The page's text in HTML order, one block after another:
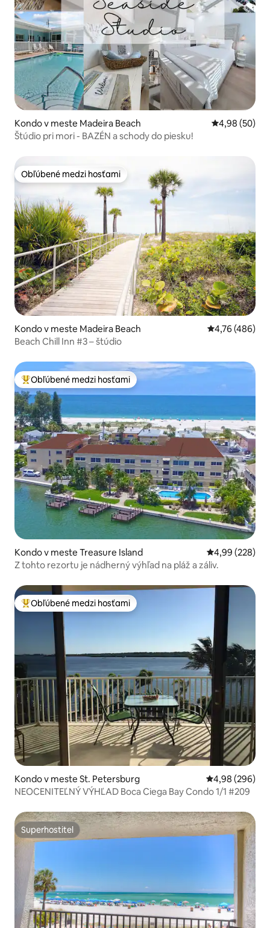
Kondo v meste Madeira Beach Priemerné
4,98 (50)
Štúdio pri mori - BAZÉN a schody do piesku!
Obľúbené medzi hosťami
Obľúbené medzi hosťami
Kondo v meste Madeira Beach Priemerné
4,76 (486)
Beach Chill Inn #3 – štúdio
Najobľúbenejšie medzi hosťami
Obľúbené medzi hosťami
Kondo v meste Treasure Island Priemerné
4,99 (228)
Z tohto rezortu je nádherný výhľad na pláž a záliv.
Najobľúbenejšie medzi hosťami
Obľúbené medzi hosťami
Kondo v meste St. Petersburg Priemerné
4,98 (296)
NEOCENITEĽNÝ VÝHĽAD Boca Ciega Bay Condo 1/1 #209
Superhostiteľ
Superhostiteľ